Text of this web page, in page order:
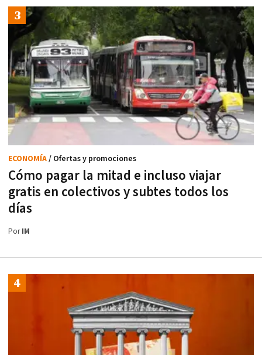
Cómo pagar la mitad e incluso viajar
gratis en colectivos y subtes todos los
días
ECONOMÍA/ Ofertas y promociones
PorIM